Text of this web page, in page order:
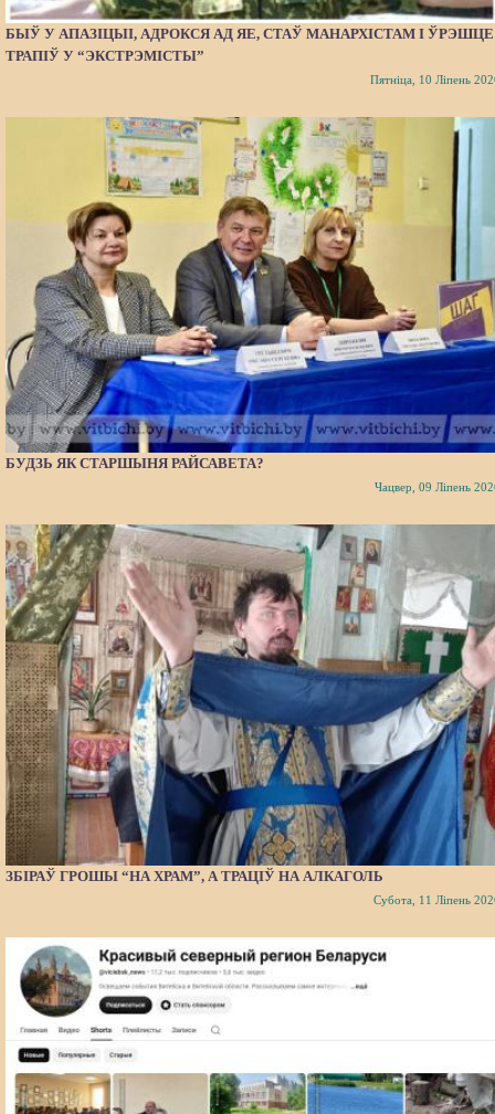
БЫЎ У АПАЗІЦЫІ, АДРОКСЯ АД ЯЕ, СТАЎ МАНАРХІСТАМ І ЎРЭШЦЕ
ТРАПІЎ У “ЭКСТРЭМІСТЫ”
Пятніца, 10 Ліпень
БУДЗЬ ЯК СТАРШЫНЯ РАЙСАВЕТА?
Чацвер, 09 Ліпень
ЗБІРАЎ ГРОШЫ “НА ХРАМ”, А ТРАЦІЎ НА АЛКАГОЛЬ
Субота, 11 Ліпень